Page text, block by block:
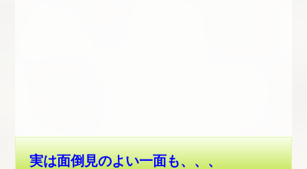
実は面倒見のよい一面も、、、